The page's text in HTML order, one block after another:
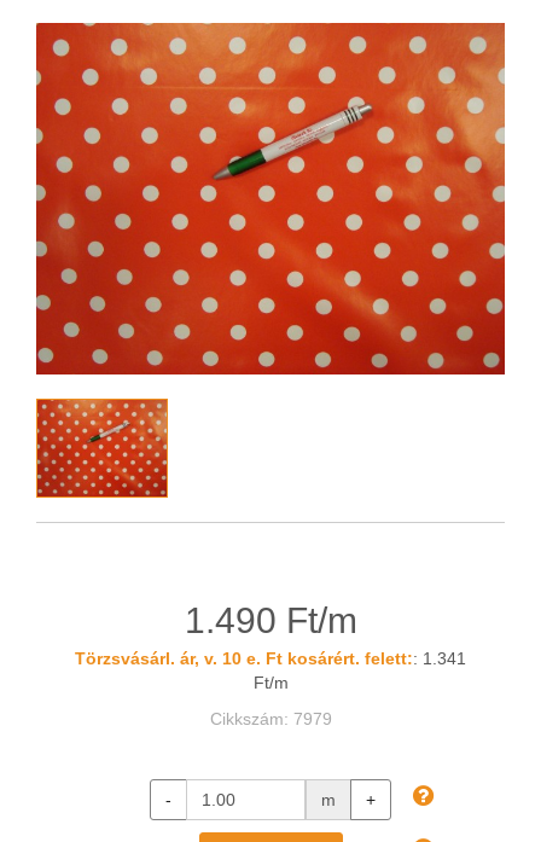
1.490 Ft/m
Törzsvásárl. ár, v. 10 e. Ft kosárért. felett:: 1.341
Ft/m
Cikkszám: 7979
- m +